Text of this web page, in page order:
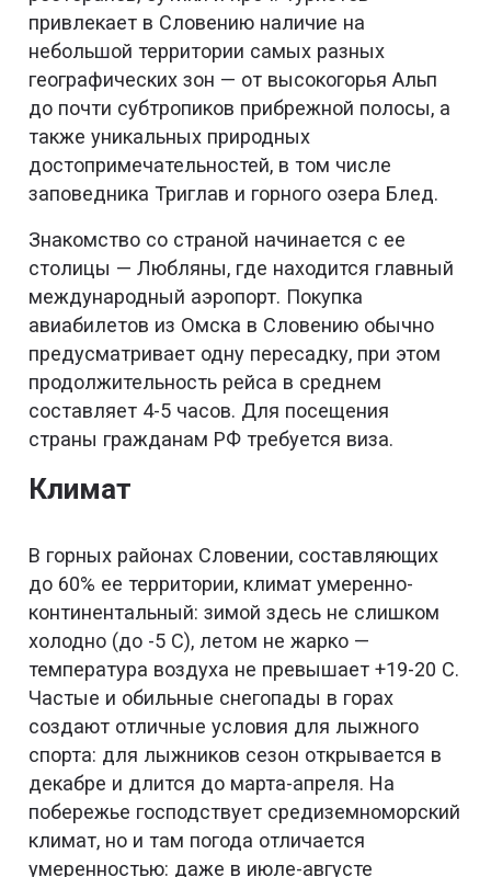
привлекает в Словению наличие на
небольшой территории самых разных
географических зон — от высокогорья Альп
до почти субтропиков прибрежной полосы, а
также уникальных природных
достопримечательностей, в том числе
заповедника Триглав и горного озера Блед.
Знакомство со страной начинается с ее
столицы — Любляны, где находится главный
международный аэропорт. Покупка
авиабилетов из Омска в Словению обычно
предусматривает одну пересадку, при этом
продолжительность рейса в среднем
составляет 4-5 часов. Для посещения
страны гражданам РФ требуется виза.
Климат
В горных районах Словении, составляющих
до 60% ее территории, климат умеренно-
континентальный: зимой здесь не слишком
холодно (до -5 С), летом не жарко —
температура воздуха не превышает +19-20 С.
Частые и обильные снегопады в горах
создают отличные условия для лыжного
спорта: для лыжников сезон открывается в
декабре и длится до марта-апреля. На
побережье господствует средиземноморский
климат, но и там погода отличается
умеренностью: даже в июле-августе